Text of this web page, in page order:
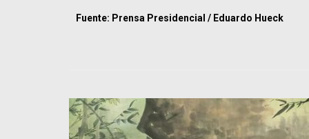
Fuente: Prensa Presidencial / Eduardo Hueck